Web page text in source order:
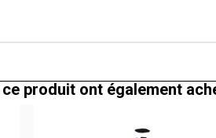
produit ont également